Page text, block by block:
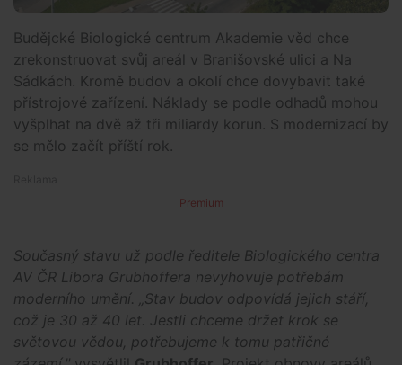
Budějcké Biologické centrum Akademie věd chce
zrekonstruovat svůj areál v Branišovské ulici a Na
Sádkách. Kromě budov a okolí chce dovybavit také
přístrojové zařízení. Náklady se podle odhadů mohou
vyšplhat na dvě až tři miliardy korun. S modernizací by
se mělo začít příští rok.
Premium
Současný stavu už podle ředitele Biologického centra
AV ČR Libora Grubhoffera nevyhovuje potřebám
moderního umění. „Stav budov odpovídá jejich stáří,
což je 30 až 40 let. Jestli chceme držet krok se
světovou vědou, potřebujeme k tomu patřičné